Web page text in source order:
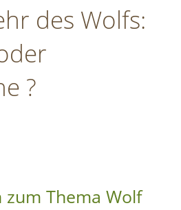
des Wolfs:
?
zum Thema Wolf